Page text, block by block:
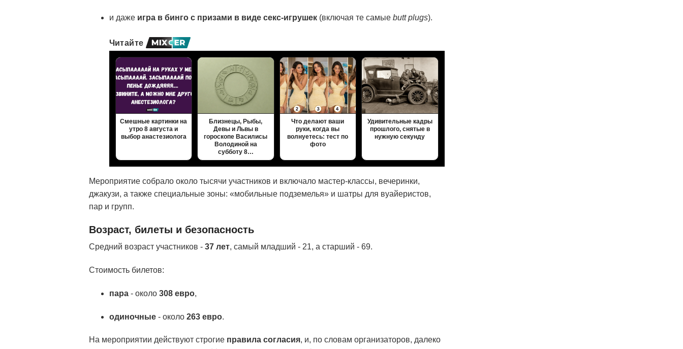
и даже игра в бинго с призами в виде секс-игрушек(включая те самые butt plugs).
Читайте
Смешные картинки на
утро 8 августа и
выбор анастезиолога
Близнецы, Рыбы,
Девы и Львы в
гороскопе Василисы
Володиной на
субботу 8…
Что делают ваши
руки, когда вы
волнуетесь: тест по
фото
Удивительные кадры
прошлого, снятые в
нужную секунду
Мероприятие собрало около тысячи участников и включало мастер-классы, вечеринки,
джакузи, а также специальные зоны: «мобильные подземелья» и шатры для вуайеристов,
пар и групп.
Возраст, билеты и безопасность
Средний возраст участников - 37 лет, самый младший - 21, а старший - 69.
Стоимость билетов:
пара- около 308 евро,
одиночные- около 263 евро.
На мероприятии действуют строгие правила согласия, и, по словам организаторов, далеко